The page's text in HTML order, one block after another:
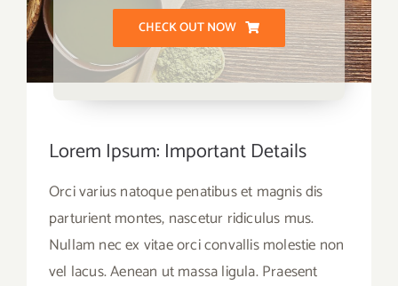
CHECK OUT NOW
Lorem Ipsum: Important Details
Orci varius natoque penatibus et magnis dis
parturient montes, nascetur ridiculus mus.
Nullam nec ex vitae orci convallis molestie non
vel lacus. Aenean ut massa ligula. Praesent